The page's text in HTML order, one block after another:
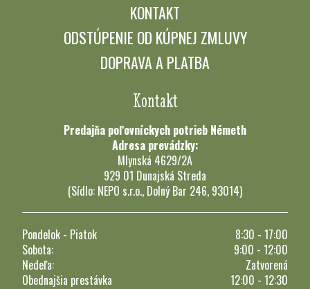
KONTAKT
ODSTÚPENIE OD KÚPNEJ ZMLUVY
DOPRAVA A PLATBA
Kontakt
Predajňa poľovníckych potrieb Németh
Adresa prevádzky:
Mlynská 4629/2A
929 01 Dunajská Streda
(Sídlo: NEPO s.r.o., Dolný Bar 246, 93014)
Pondelok - Piatok
8:30 - 17:00
Sobota:
9:00 - 12:00
Nedeľa:
Zatvorená
Obednajšia prestávka
12:00 - 12:30